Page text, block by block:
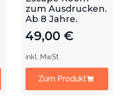
zum Ausdrucken.
Ab 8 Jahre.
49,00 €
inkl. MwSt.
Zum Produkt